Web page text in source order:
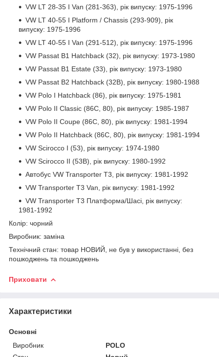
VW LT 28-35 I Van (281-363), рік випуску: 1975-1996
VW LT 40-55 I Platform / Chassis (293-909), рік
випуску: 1975-1996
VW LT 40-55 I Van (291-512), рік випуску: 1975-1996
VW Passat B1 Hatchback (32), рік випуску: 1973-1980
VW Passat B1 Estate (33), рік випуску: 1973-1980
VW Passat B2 Hatchback (32B), рік випуску: 1980-1988
VW Polo I Hatchback (86), рік випуску: 1975-1981
VW Polo II Classic (86C, 80), рік випуску: 1985-1987
VW Polo II Coupe (86C, 80), рік випуску: 1981-1994
VW Polo II Hatchback (86C, 80), рік випуску: 1981-1994
VW Scirocco I (53), рік випуску: 1974-1980
VW Scirocco II (53B), рік випуску: 1980-1992
Автобус VW Transporter T3, рік випуску: 1981-1992
VW Transporter T3 Van, рік випуску: 1981-1992
VW Transporter T3 Платформа/Шасі, рік випуску:
1981-1992
Колір: чорний
Виробник: заміна
Технічний стан: товар НОВИЙ, не був у використанні, без
пошкоджень та пошкоджень
Приховати
Характеристики
Основні
Виробник
POLO